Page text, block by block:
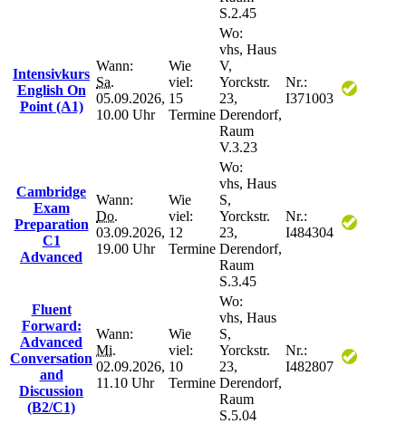
S.2.45
Intensivkurs
English On
Point (A1)
Wann:
Sa.
05.09.2026,
10.00 Uhr
Wie
viel:
15
Termine
Wo:
vhs, Haus
V,
Yorckstr.
23,
Derendorf,
Raum
V.3.23
Nr.:
I371003
Cambridge
Exam
Preparation
C1
Advanced
Wann:
Do.
03.09.2026,
19.00 Uhr
Wie
viel:
12
Termine
Wo:
vhs, Haus
S,
Yorckstr.
23,
Derendorf,
Raum
S.3.45
Nr.:
I484304
Fluent
Forward:
Advanced
Conversation
and
Discussion
(B2/C1)
Wann:
Mi.
02.09.2026,
11.10 Uhr
Wie
viel:
10
Termine
Wo:
vhs, Haus
S,
Yorckstr.
23,
Derendorf,
Raum
S.5.04
Nr.:
I482807